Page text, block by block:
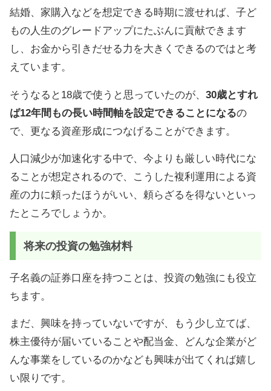
結婚、家購入などを想定できる時期に渡せれば、子ど
もの人生のグレードアップにたぶんに貢献できます
し、お金から引きだせる力を大きくできるのではと考
えています。
そうなると18歳で使うと思っていたのが、 30歳とすれ
ば12年間もの長い時間軸を設定できることになるの
で、更なる資産形成につなげることができます。
人口減少が加速化する中で、今よりも厳しい時代にな
ることが想定されるので、こうした複利運用による資
産の力に頼ったほうがいい、頼らざるを得ないといっ
たところでしょうか。
将来の投資の勉強材料
子名義の証券口座を持つことは、投資の勉強にも役立
ちます。
まだ、興味を持っていないですが、もう少し立てば、
株主優待が届いていることや配当金、どんな企業がど
んな事業をしているのかなども興味が出てくれば嬉し
い限りです。